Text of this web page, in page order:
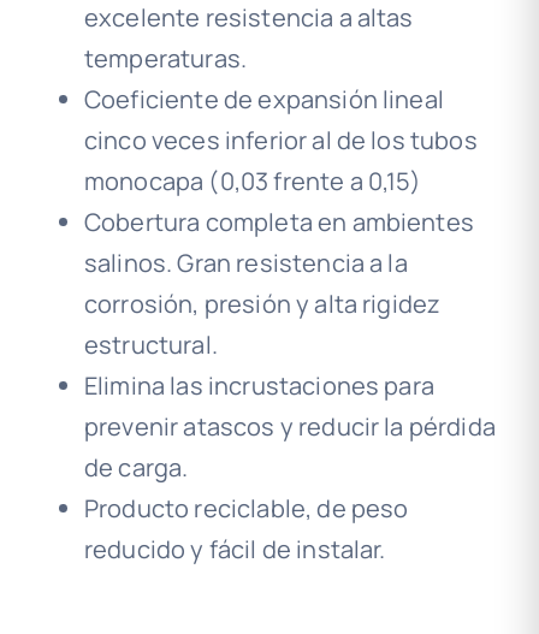
excelente resistencia a altas
temperaturas.
Coeficiente de expansión lineal
cinco veces inferior al de los tubos
monocapa (0,03 frente a 0,15)
Cobertura completa en ambientes
salinos. Gran resistencia a la
corrosión, presión y alta rigidez
estructural.
Elimina las incrustaciones para
prevenir atascos y reducir la pérdida
de carga.
Producto reciclable, de peso
reducido y fácil de instalar.